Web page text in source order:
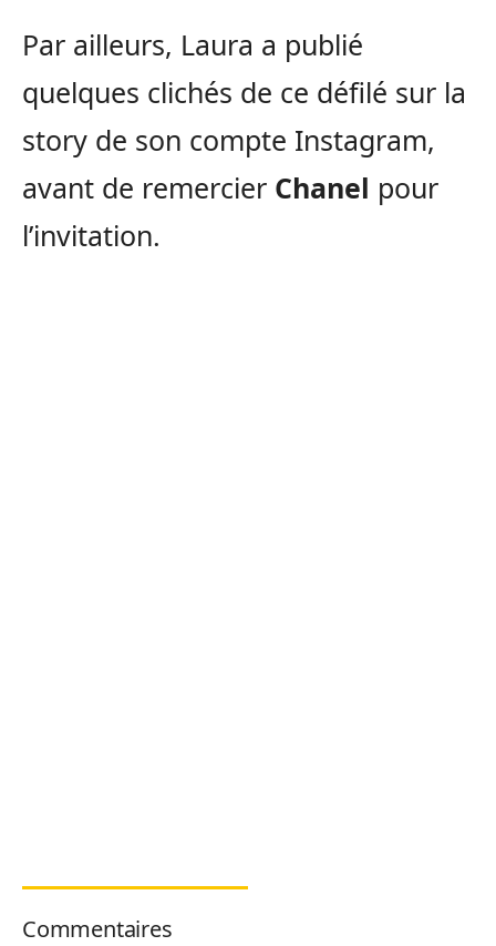
Par ailleurs, Laura a publié
quelques clichés de ce défilé sur la
story de son compte Instagram,
avant de remercier Chanel pour
l’invitation.
Commentaires